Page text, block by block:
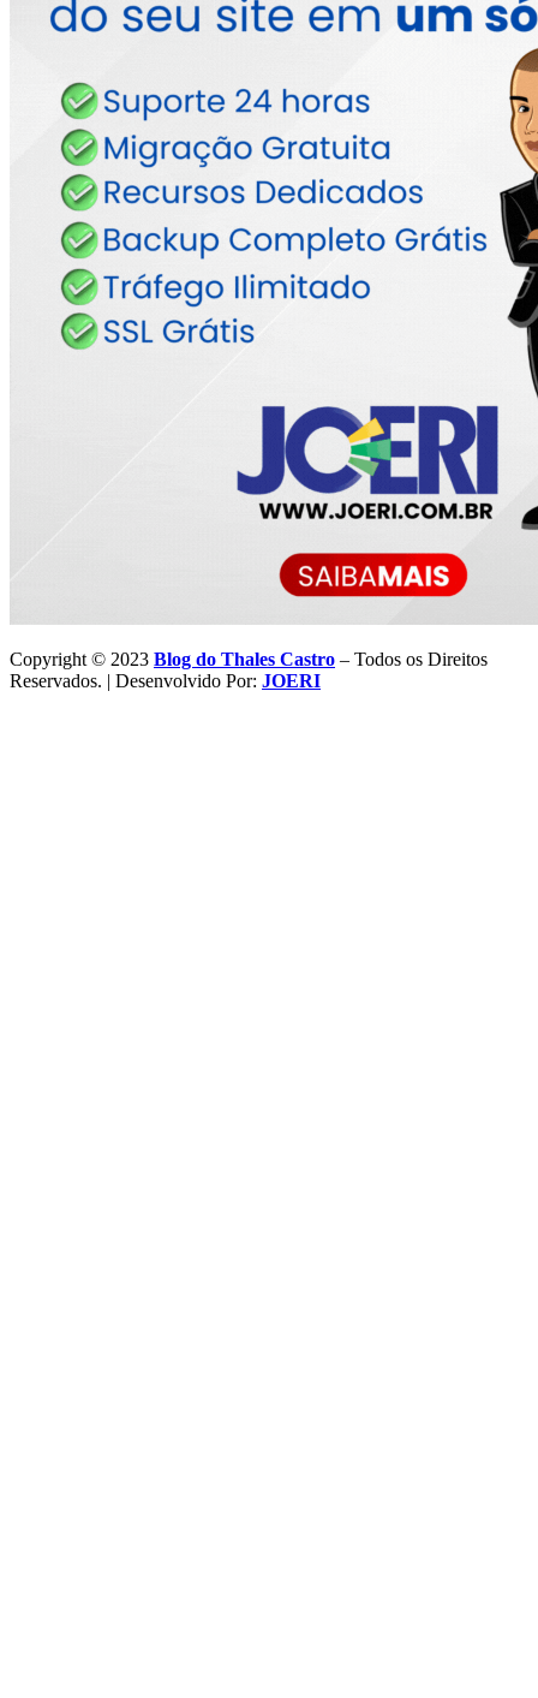
Copyright © 2023 Blog do Thales Castro – Todos os Direitos
Reservados. | Desenvolvido Por: JOERI